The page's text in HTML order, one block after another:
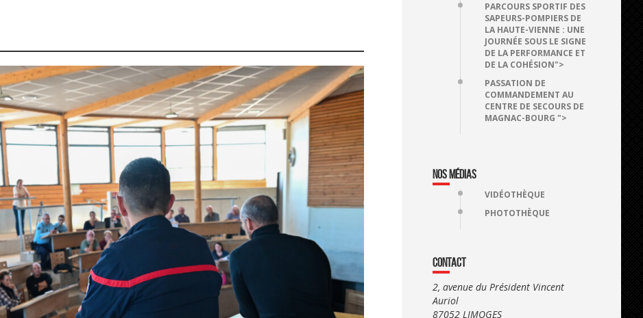
PARCOURS SPORTIF DES
SAPEURS-POMPIERS DE
LA HAUTE-VIENNE : UNE
JOURNÉE SOUS LE SIGNE
DE LA PERFORMANCE ET
DE LA COHÉSION">
PASSATION DE
COMMANDEMENT AU
CENTRE DE SECOURS DE
MAGNAC-BOURG ">
NOS MÉDIAS
VIDÉOTHÈQUE
PHOTOTHÈQUE
CONTACT
2, avenue du Président Vincent
Auriol
87052 LIMOGES